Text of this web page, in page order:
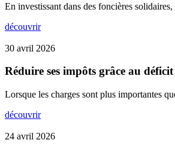
En investissant dans des foncières
découvrir
30 avril 2026
Réduire ses impôts grâce au
Lorsque les charges sont plus importantes
découvrir
24 avril 2026